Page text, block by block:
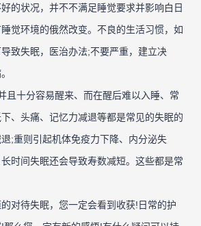
的状况，并不不满足睡觉要求并影响白日
觉环境的俄然改变。不良的生活习惯，如
致失眠，医治办法;不要严重，建立决
十分容易醒来、而在醒后难以入睡、常
、头痛、记忆力减退等都是常见的失眠的
;重则引起机体免疫力下降、内分泌失
时间失眠还会导致寿数减短。这些都是常
待失眠，您一定会看到收获!日常的护